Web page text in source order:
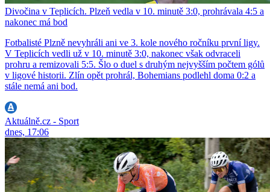
Divočina v Teplicích. Plzeň vedla v 10. minutě 3:0, prohrávala 4:5 a
nakonec má bod
Fotbalisté Plzně nevyhráli ani ve 3. kole nového ročníku první ligy.
V Teplicích vedli už v 10. minutě 3:0, nakonec však odvraceli
prohru a remizovali 5:5. Šlo o duel s druhým nejvyšším počtem gólů
v ligové historii. Zlín opět prohrál, Bohemians podlehl doma 0:2 a
stále nemá ani bod.
Aktuálně.cz - Sport
dnes, 17:06